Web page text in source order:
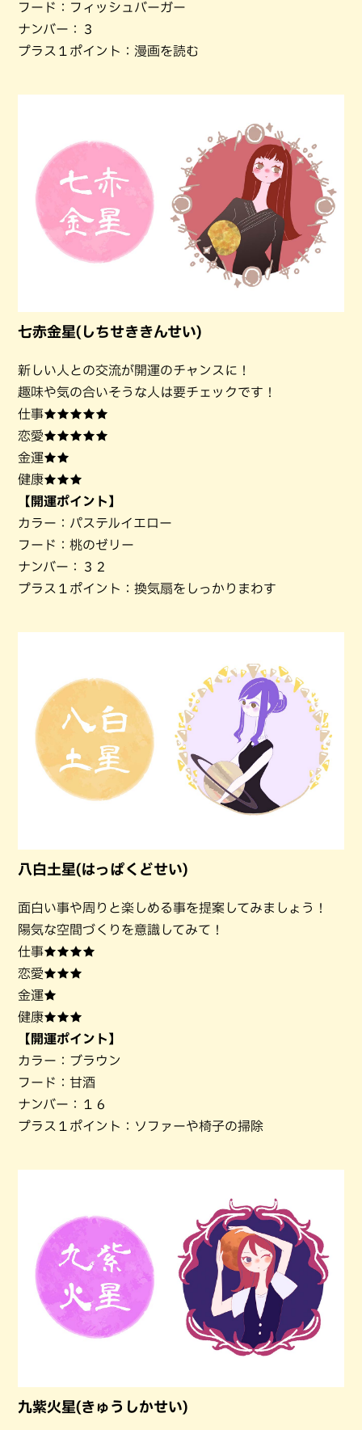
フード：フィッシュバーガー
ナンバー：３
プラス１ポイント：漫画を読む
七赤金星(しちせききんせい)
新しい人との交流が開運のチャンスに！
趣味や気の合いそうな人は要チェックです！
仕事★★★★★
恋愛★★★★★
金運★★
健康★★★
【開運ポイント】
カラー：パステルイエロー
フード：桃のゼリー
ナンバー：３２
プラス１ポイント：換気扇をしっかりまわす
八白土星(はっぱくどせい)
面白い事や周りと楽しめる事を提案してみましょう！
陽気な空間づくりを意識してみて！
仕事★★★★
恋愛★★★
金運★
健康★★★
【開運ポイント】
カラー：ブラウン
フード：甘酒
ナンバー：１６
プラス１ポイント：ソファーや椅子の掃除
九紫火星(きゅうしかせい)